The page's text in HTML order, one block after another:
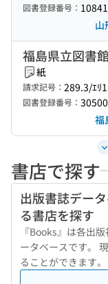
図書登録番号：
山
福島県立図書
紙
請求記号： 289.3/ｴﾘ
図書登録番号：
福
書店で探す
出版書誌デー
る書店を探す
『Books』は各出
ータベースです。
ることができます。